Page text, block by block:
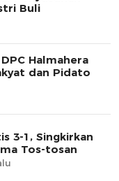
Buli
Halmahera
dan Pidato
3-1, Singkirkan
Tos-tosan